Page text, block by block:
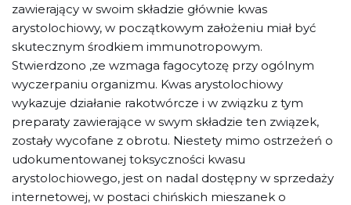
zawierający w swoim składzie głównie kwas
arystolochiowy, w początkowym założeniu miał być
skutecznym środkiem immunotropowym.
Stwierdzono ,ze wzmaga fagocytozę przy ogólnym
wyczerpaniu organizmu. Kwas arystolochiowy
wykazuje działanie rakotwórcze i w związku z tym
preparaty zawierające w swym składzie ten związek,
zostały wycofane z obrotu. Niestety mimo ostrzeżeń o
udokumentowanej toksyczności kwasu
arystolochiowego, jest on nadal dostępny w sprzedaży
internetowej, w postaci chińskich mieszanek o